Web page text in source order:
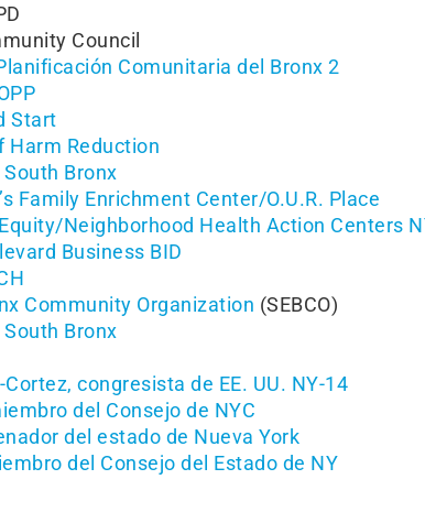
Council
Comunitaria del Bronx 2
Start
Harm Reduction
Bronx
Family Enrichment Center/O.U.R. Place
Neighborhood Health Action Centers
Business BID
Community Organization (SEBCO)
Bronx
congresista de EE. UU. NY-14
del Consejo de NYC
del estado de Nueva York
del Consejo del Estado de NY